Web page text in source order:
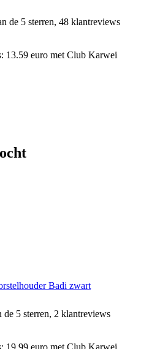
de 5 sterren, 48 klantreviews
13.59 euro met Club Karwei
Badi zwart
de 5 sterren, 2 klantreviews